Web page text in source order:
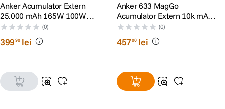
Anker Acumulator Extern
25.000 mAh 165W 100W
USB-C Cablu USB-C
Retractabil Gri
(0)
39990 lei
Anker 633 MagGo
Acumulator Extern 10k mAh
15W Negru (0)
45700 lei